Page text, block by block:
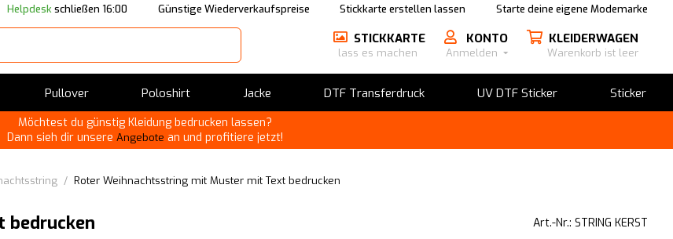
Helpdeskschließen 16:00 Günstige Wiederverkaufspreise Stickkarte erstellen lassen Starte deine eigene Modemarke
STICKKARTE
lass es machen
KONTO
Anmelden
KLEIDERWAGEN
Warenkorb ist leer
Pullover Poloshirt Jacke ​DTF Transferdruck UV DTF Sticker Sticker
Möchtest du günstig Kleidung bedrucken lassen?
Dann sieh dir unsere Angebote an und profitiere jetzt!
/ Roter Weihnachtsstring mit Muster mit Text bedrucken
bedrucken Art.-Nr.: STRING KERST